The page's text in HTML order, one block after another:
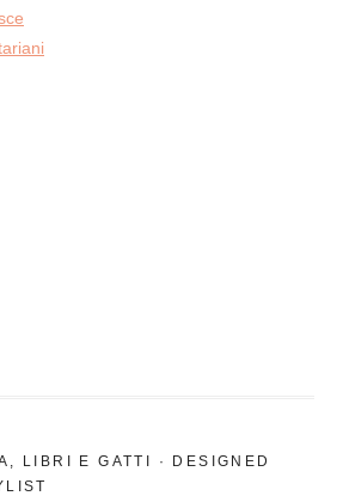
LIBRI E GATTI · DESIGNED